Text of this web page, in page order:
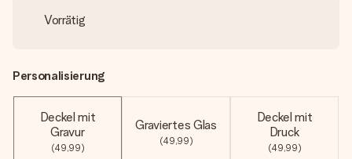
Vorrätig
Personalisierung
Deckel mit
Gravur
(49,99)
Graviertes Glas
(49,99)
Deckel mit
Druck
(49,99)